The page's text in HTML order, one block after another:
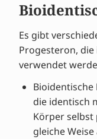
Es gibt
Progesteron,
verwendet
die identisch
Körper
gleiche